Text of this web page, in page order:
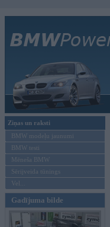
Ziņas un raksti
BMW modeļu jaunumi
BMW testi
Mēneša BMW
Sērijveida tūnings
Vel...
Gadījuma bilde